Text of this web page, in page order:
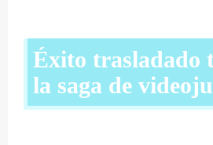
Éxito trasladado
la saga de